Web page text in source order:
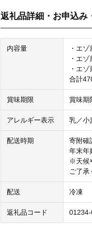
返礼品詳細・お申込み
内容量
・エ
・エ
・エ
合計
賞味期限 賞味期
アレルギー表示 乳／小
配送時期
寄附確
年末年
※天候
ご了承
配送 冷凍
返礼品コード